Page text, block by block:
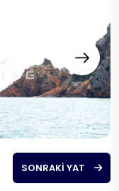
SONRAKI YAT